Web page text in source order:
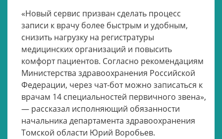
«Новый сервис призван сделать процесс
записи к врачу более быстрым и удобным,
снизить нагрузку на регистратуры
медицинских организаций и повысить
комфорт пациентов. Согласно рекомендациям
Министерства здравоохранения Российской
Федерации, через чат-бот можно записаться к
врачам 14 специальностей первичного звена»,
— рассказал исполняющий обязанности
начальника департамента здравоохранения
Томской области Юрий Воробьев.